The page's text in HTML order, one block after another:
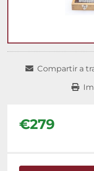
Compartir a
€279